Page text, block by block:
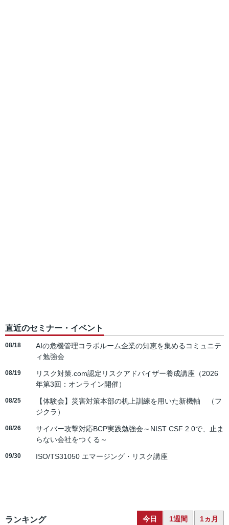
直近のセミナー・イベント
08/18
AIの危機管理コラボルーム企業の知恵を集めるコミュニテ
ィ勉強会
08/19
リスク対策.com認定リスクアドバイザー養成講座（2026
年第3回：オンライン開催）
08/25
【体験会】災害対策本部の机上訓練を用いた新機軸 （フ
ジクラ）
08/26
サイバー攻撃対応BCP実践勉強会～NIST CSF 2.0で、止ま
らない会社をつくる～
09/30 ISO/TS31050 エマージング・リスク講座
ランキング 今日 1週間 1ヵ月